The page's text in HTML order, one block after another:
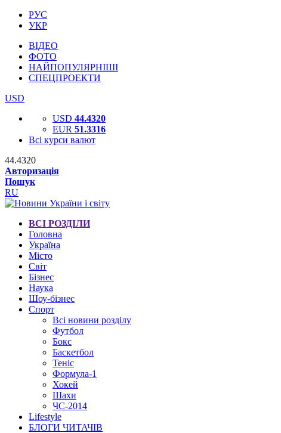
РУС
УКР
ВІДЕО
ФОТО
НАЙПОПУЛЯРНІШІ
СПЕЦПРОЕКТИ
USD
USD 44.4320
EUR 51.3316
Всі курси валют
44.4320
Авторизація
Пошук
RU
ВСІ РОЗДІЛИ
Головна
Україна
Місто
Світ
Бізнес
Наука
Шоу-бізнес
Спорт
Всі новини розділу
Футбол
Бокс
Баскетбол
Теніс
Формула-1
Хокей
Шахи
ЧС-2014
Lifestyle
БЛОГИ ЧИТАЧІВ